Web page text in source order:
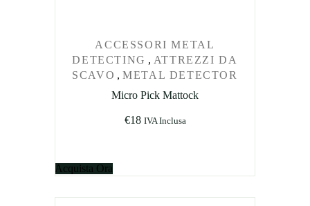
ACCESSORI METAL
DETECTING , ATTREZZI DA
SCAVO ,METAL DETECTOR
Micro Pick Mattock
€18 IVA Inclusa
Acquista Ora